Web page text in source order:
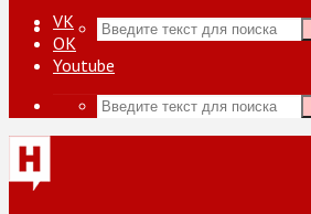
VK
ОК
Youtube